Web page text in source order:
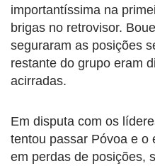
importantíssima na
brigas no retrovisor.
seguraram as posições
restante do grupo eram
acirradas.
Em disputa com os
tentou passar Póvoa e o
em perdas de posições,